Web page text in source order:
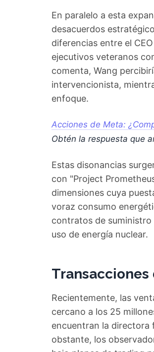
En paralelo a esta
desacuerdos
diferencias entre el
ejecutivos veteranos
comenta, Wang
intervencionista,
enfoque.
Acciones de Meta:
Obtén la respuesta que
Estas disonancias
con "Project
dimensiones cuya
voraz consumo
contratos de suministro
uso de energía nuclear.
Transacciones
Recientemente, las
cercano a los 25
encuentran la directora
obstante, los